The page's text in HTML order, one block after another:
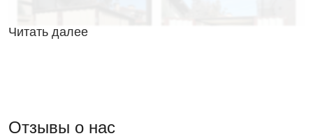
Как выбрать дачный гараж:
Читать далее
Отзывы о нас